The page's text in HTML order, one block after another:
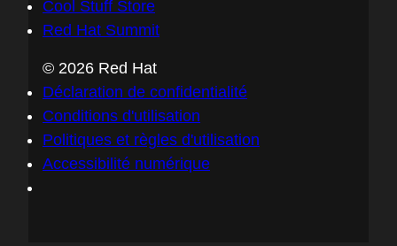
Cool Stuff Store
Red Hat Summit
© 2026 Red Hat
Déclaration de confidentialité
Conditions d'utilisation
Politiques et règles d'utilisation
Accessibilité numérique